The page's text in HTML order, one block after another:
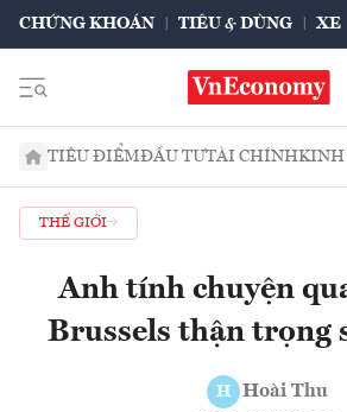
CHỨNG KHOÁN TIÊU & DÙNG XE
TIÊU ĐIỂMĐẦU TƯTÀI CHÍNHKINH
THẾ GIỚI
Anh tính chuyện
Brussels thận trọng
H Hoài Thu